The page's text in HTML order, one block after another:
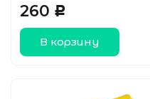
260 Р
В корзину